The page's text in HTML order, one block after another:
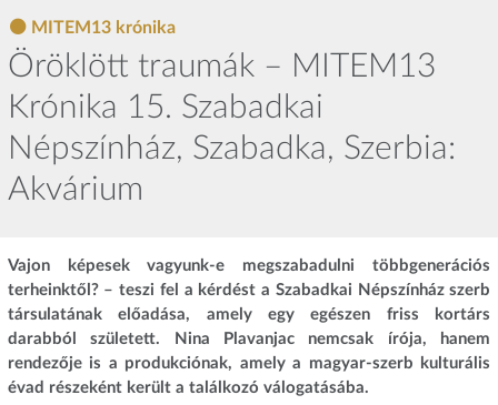
MITEM13 krónika
Öröklött traumák – MITEM13
Krónika 15. Szabadkai
Népszínház, Szabadka, Szerbia:
Akvárium
Vajon képesek vagyunk-e megszabadulni többgenerációs
terheinktől? – teszi fel a kérdést a Szabadkai Népszínház szerb
társulatának előadása, amely egy egészen friss kortárs
darabból született. Nina Plavanjac nemcsak írója, hanem
rendezője is a produkciónak, amely a magyar-szerb kulturális
évad részeként került a találkozó válogatásába.